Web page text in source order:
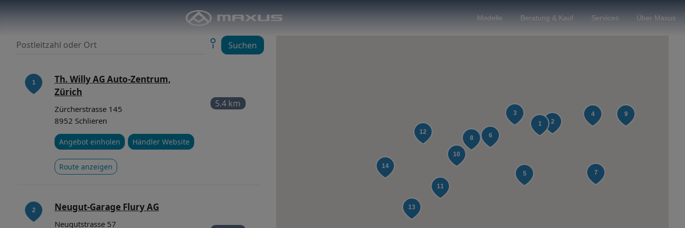
Modelle Beratung & Kauf Services Über Maxus
Suchen
Th. Willy AG Auto-Zentrum,
Zürich
5.4 km
Zürcherstrasse 145
8952 Schlieren
Angebot einholen Händler Website
Route anzeigen
Neugut-Garage Flury AG
Neugutstrasse 57